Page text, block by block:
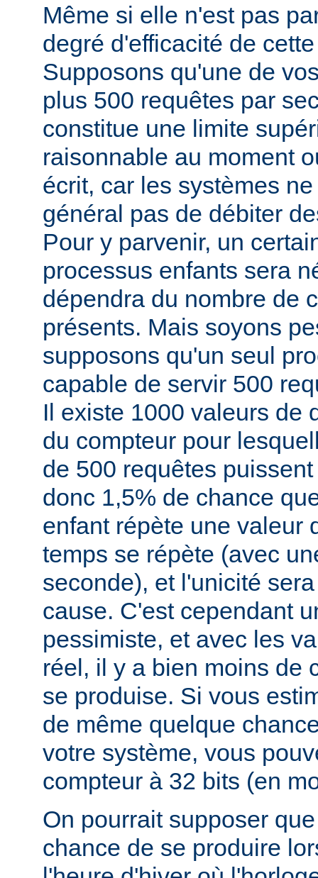
Même si elle n'est pas
degré d'efficacité de
Supposons qu'une de
plus 500 requêtes par
constitue une limite
raisonnable au moment
écrit, car les systèmes
général pas de débiter
Pour y parvenir, un
processus enfants sera
dépendra du nombre de
présents. Mais soyons
supposons qu'un seul
capable de servir 500
Il existe 1000 valeurs de
du compteur pour
de 500 requêtes
donc 1,5% de chance
enfant répète une valeur
temps se répète (avec
seconde), et l'unicité
cause. C'est cependant
pessimiste, et avec les
réel, il y a bien moins de
se produise. Si vous
de même quelque
votre système, vous
compteur à 32 bits (en
On pourrait supposer
chance de se produire